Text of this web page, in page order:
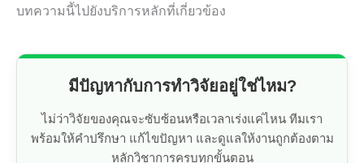
บทความนี้ไปยังบริการหลักที่เกี่ยวข้อง
มีปัญหากับการทำวิจัยอยู่ใช่ไหม?
ไม่ว่าวิจัยของคุณจะซับซ้อนหรือเวลาเร่งแค่ไหน ทีมเรา
พร้อมให้คำปรึกษา แก้ไขปัญหา และดูแลให้งานถูกต้องตาม
หลักวิชาการครบทุกขั้นตอน